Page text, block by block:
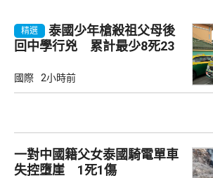
精選
泰國少年槍殺祖父母後
回中學行兇 累計最少8死23
國際 2小時前
一對中國籍父女泰國騎電單車
失控墮崖 1死1傷